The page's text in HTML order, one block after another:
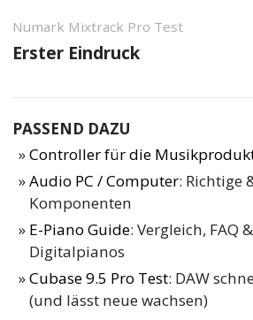
Numark Mixtrack Pro Test
Erster Eindruck
PASSEND DAZU
Controller für die
Audio PC / Computer: Richtige
Komponenten
E-Piano Guide: Vergleich, FAQ
Digitalpianos
Cubase 9.5 Pro Test: DAW
(und lässt neue wachsen)